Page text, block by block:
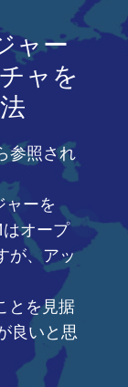
ャー
ャを
参照され
ーを
オープ
が、アッ
とを見据
良いと思